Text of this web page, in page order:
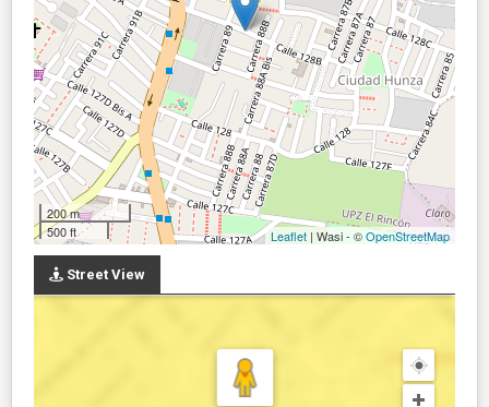
200 m
500 ft
Leaflet | Wasi - ©OpenStreetMap
Street View